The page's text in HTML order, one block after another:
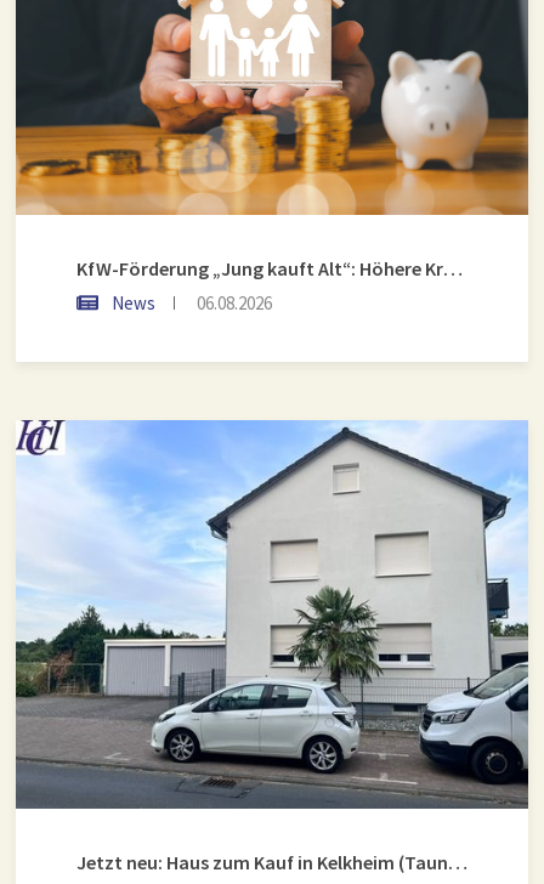
KfW-Förderung „Jung kauft Alt“: Höhere Kredite ab August 2026
News 06.08.2026
Jetzt neu: Haus zum Kauf in Kelkheim (Taunus)